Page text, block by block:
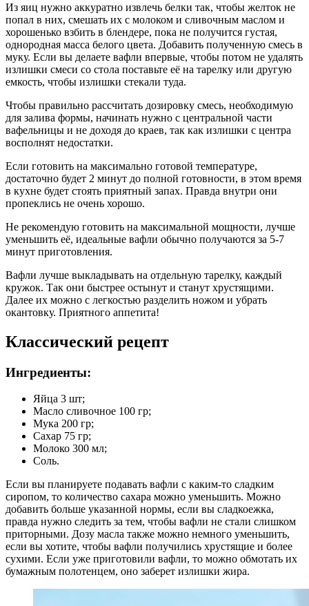
Из яиц нужно аккуратно извлечь белки так, чтобы желток не
попал в них, смешать их с молоком и сливочным маслом и
хорошенько взбить в блендере, пока не получится густая,
однородная масса белого цвета. Добавить полученную смесь в
муку. Если вы делаете вафли впервые, чтобы потом не удалять
излишки смеси со стола поставьте её на тарелку или другую
емкость, чтобы излишки стекали туда.
Чтобы правильно рассчитать дозировку смесь, необходимую
для залива формы, начинать нужно с центральной части
вафельницы и не доходя до краев, так как излишки с центра
восполнят недостатки.
Если готовить на максимально готовой температуре,
достаточно будет 2 минут до полной готовности, в этом время
в кухне будет стоять приятный запах. Правда внутри они
пропеклись не очень хорошо.
Не рекомендую готовить на максимальной мощности, лучше
уменьшить её, идеальные вафли обычно получаются за 5-7
минут приготовления.
Вафли лучше выкладывать на отдельную тарелку, каждый
кружок. Так они быстрее остынут и станут хрустящими.
Далее их можно с легкостью разделить ножом и убрать
окантовку. Приятного аппетита!
Классический рецепт
Ингредиенты:
Яйца 3 шт;
Масло сливочное 100 гр;
Мука 200 гр;
Сахар 75 гр;
Молоко 300 мл;
Соль.
Если вы планируете подавать вафли с каким-то сладким
сиропом, то количество сахара можно уменьшить. Можно
добавить больше указанной нормы, если вы сладкоежка,
правда нужно следить за тем, чтобы вафли не стали слишком
приторными. Дозу масла также можно немного уменьшить,
если вы хотите, чтобы вафли получились хрустящие и более
сухими. Если уже приготовили вафли, то можно обмотать их
бумажным полотенцем, оно заберет излишки жира.